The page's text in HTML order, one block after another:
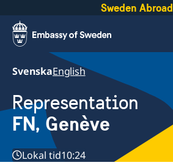
Sweden Abroad
SvenskaEnglish
Representation
FN, Genève
Lokal tid10:24